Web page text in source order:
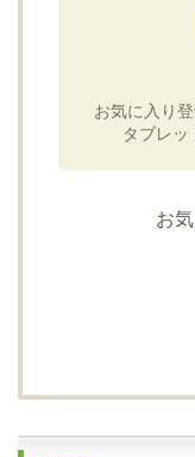
お気に入り
タブレッ
お